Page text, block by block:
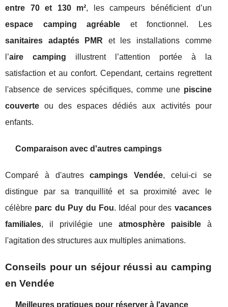
entre 70 et 130 m², les campeurs bénéficient d’un
espace camping agréable et fonctionnel. Les
sanitaires adaptés PMR et les installations comme
l’aire camping illustrent l’attention portée à la
satisfaction et au confort. Cependant, certains regrettent
l'absence de services spécifiques, comme une piscine
couverte ou des espaces dédiés aux activités pour
enfants.
Comparaison avec d'autres campings
Comparé à d'autrescampings Vendée, celui-ci se
distingue par sa tranquillité et sa proximité avec le
célèbre parc du Puy du Fou. Idéal pour des vacances
familiales, il privilégie une atmosphère paisibleà
l'agitation des structures aux multiples animations.
Conseils pour un séjour réussi au camping
en Vendée
Meilleures pratiques pour réserver à l'avance